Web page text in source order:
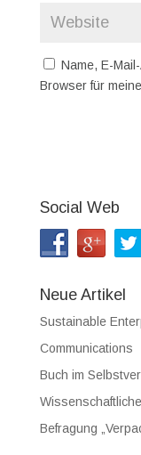
Name, E-
Browser für
Social Web
Neue Artikel
Sustainable
Communications
Buch im
Befragung